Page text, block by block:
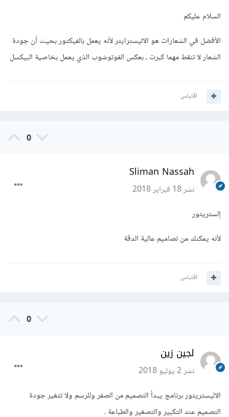
السلام عليكم
الأفضل في الشعارات هو الاليسترايتر لأنه يعمل بالفيكتور بحيث أن جودة
الشعار لا تنقط مهما كبرت ، بعكس الفوتوشوب الذي يعمل بخاصية البيكسل
اقتباس
0
Sliman Nassah
نشر18 فبراير 2018
إلستريتور
لأنه يمكنك من تصاميم عالية الدقة
اقتباس
0
لجين زين
نشر2 يوليو 2018
الاليستريتور برنامج يبدأ التصميم من الصفر وللرسم ولا تتغير جودة
التصميم عند التكبير والتصغير والطباعة .